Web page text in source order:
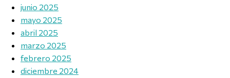
junio 2025
mayo 2025
abril 2025
marzo 2025
febrero 2025
diciembre 2024